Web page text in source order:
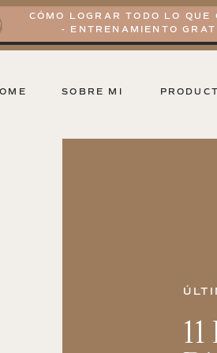
CÓMO LOGRAR TODO LO QUE
- ENTRENAMIENTO
SOBRE MI